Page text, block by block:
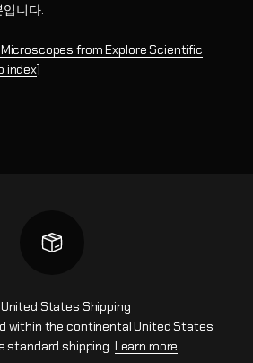
니다.
from Explore Scientific
index]
States Shipping
within the continental United States
standard shipping. Learn more